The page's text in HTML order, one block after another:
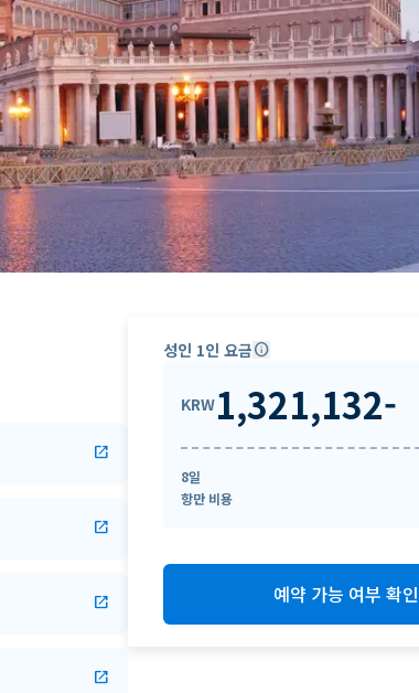
open_in_new
open_in_new
open_in_new
open_in_new
성인 1인 요금info
KRW1,321,132-
8일
항만 비용
예약 가능 여부 확인